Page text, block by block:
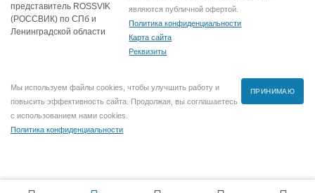
представитель ROSSVIK
(РОССВИК) по СПб и
Ленинградской области
являются публичной офертой.
Политика конфиденциальности
Карта сайта
Реквизиты
Мы используем файлы cookies, чтобы улучшить работу и
повысить эффективность сайта. Продолжая, вы соглашаетесь
с использованием нами cookies.
Политика конфиденциальности
ПРИНИМАЮ